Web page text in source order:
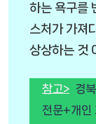
하는 욕구를
스처가 가져
상상하는 것
참고> 경
전문+개인